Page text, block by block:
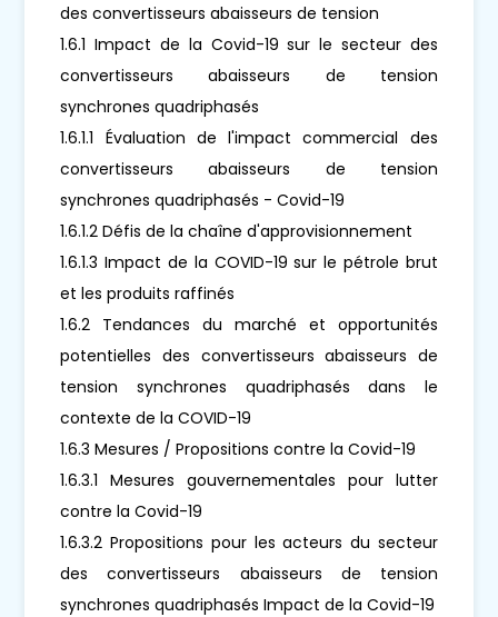
des convertisseurs abaisseurs de tension
1.6.1 Impact de la Covid-19 sur le secteur des
convertisseurs abaisseurs de tension
synchrones quadriphasés
1.6.1.1 Évaluation de l'impact commercial des
convertisseurs abaisseurs de tension
synchrones quadriphasés - Covid-19
1.6.1.2 Défis de la chaîne d'approvisionnement
1.6.1.3 Impact de la COVID-19 sur le pétrole brut
et les produits raffinés
1.6.2 Tendances du marché et opportunités
potentielles des convertisseurs abaisseurs de
tension synchrones quadriphasés dans le
contexte de la COVID-19
1.6.3 Mesures / Propositions contre la Covid-19
1.6.3.1 Mesures gouvernementales pour lutter
contre la Covid-19
1.6.3.2 Propositions pour les acteurs du secteur
des convertisseurs abaisseurs de tension
synchrones quadriphasés Impact de la Covid-19